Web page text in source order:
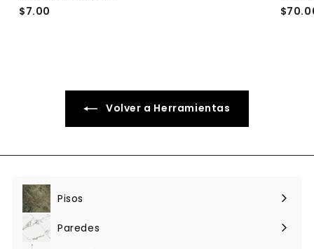
$7.00
Volver a Herramientas
Pisos
Expandir
menú Paredes
Expandir